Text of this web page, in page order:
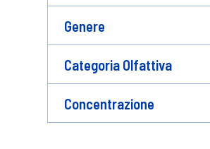
Genere
Categoria Olfattiva
Concentrazione